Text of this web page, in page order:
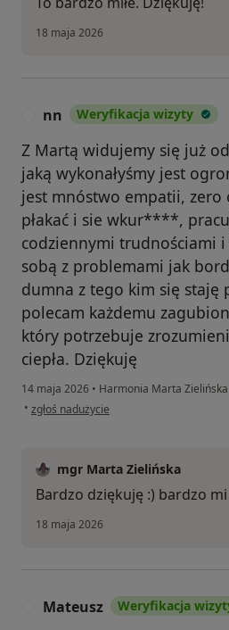
18 maja 2026
nn Weryfikacja wizyty
Z Martą widujemy się już
jaką wykonałyśmy jest
jest mnóstwo empatii, zero
płakać i sie wkur****,
codziennymi trudnościami
sobą z problemami jak
dumna z tego kim się staję
polecam każdemu
który potrzebuje
ciepła. Dziękuję
14 maja 2026 • Harmonia Marta Zielińska
• w opinii użytkownika nn
zgłoś nadużycie
mgr Marta Zielińska
Bardzo dziękuję :) bardzo mi
18 maja 2026
Mateusz Weryfikacja